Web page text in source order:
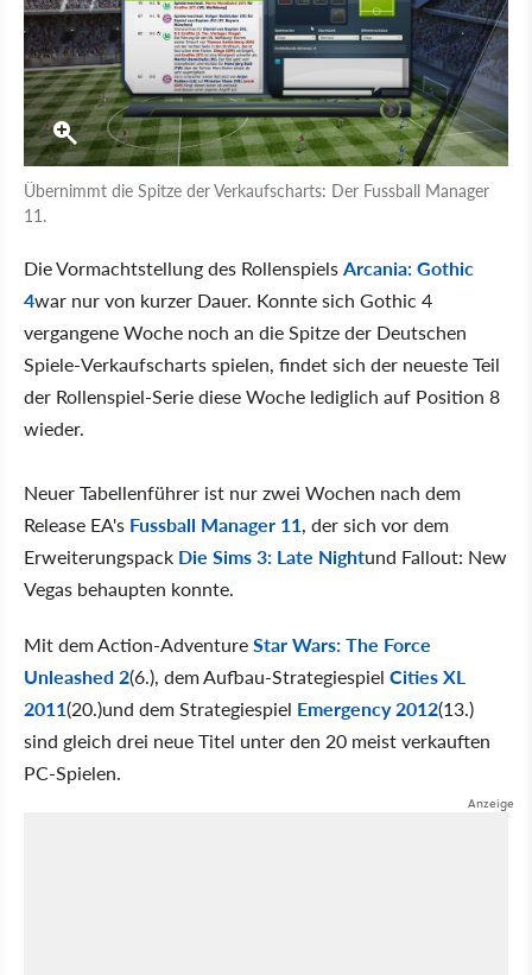
Übernimmt die Spitze der Verkaufscharts: Der Fussball Manager
11.
Die Vormachtstellung des RollenspielsArcania: Gothic
4war nur von kurzer Dauer. Konnte sich Gothic 4
vergangene Woche noch an die Spitze der Deutschen
Spiele-Verkaufscharts spielen, findet sich der neueste Teil
der Rollenspiel-Serie diese Woche lediglich auf Position 8
wieder.
Neuer Tabellenführer ist nur zwei Wochen nach dem
Release EA's Fussball Manager 11, der sich vor dem
Erweiterungspack Die Sims 3: Late Nightund Fallout: New
Vegas behaupten konnte.
Mit dem Action-AdventureStar Wars: The Force
Unleashed 2(6.), dem Aufbau-Strategiespiel Cities XL
2011(20.)und dem Strategiespiel Emergency 2012(13.)
sind gleich drei neue Titel unter den 20 meist verkauften
PC-Spielen.